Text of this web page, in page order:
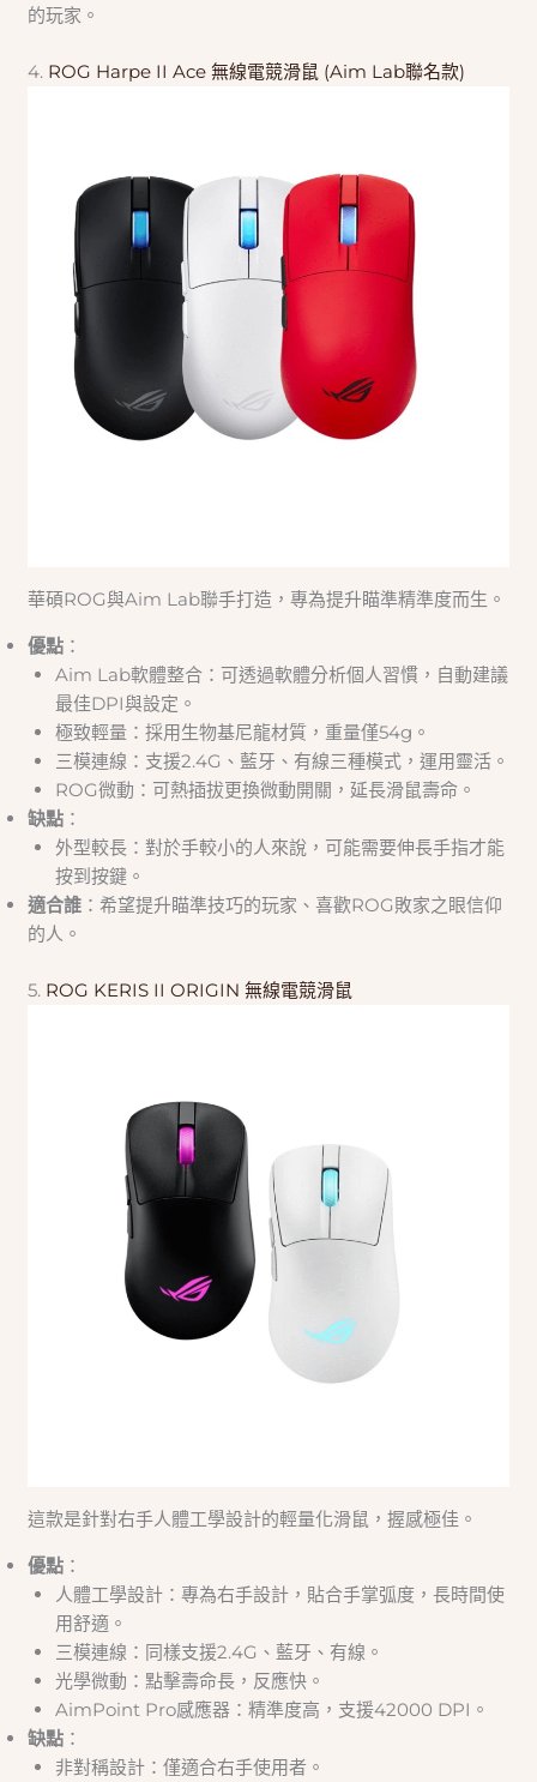
的玩家。
4. ROG Harpe II Ace 無線電競滑鼠 (Aim Lab聯名款)
華碩ROG與Aim Lab聯手打造，專為提升瞄準精準度而生。
優點 ：
Aim Lab軟體整合：可透過軟體分析個人習慣，自動建議
最佳DPI與設定。
極致輕量：採用生物基尼龍材質，重量僅54g。
三模連線：支援2.4G、藍牙、有線三種模式，運用靈活。
ROG微動：可熱插拔更換微動開關，延長滑鼠壽命。
缺點 ：
外型較長：對於手較小的人來說，可能需要伸長手指才能
按到按鍵。
適合誰 ：希望提升瞄準技巧的玩家、喜歡ROG敗家之眼信仰
的人。
5. ROG KERIS II ORIGIN 無線電競滑鼠
這款是針對右手人體工學設計的輕量化滑鼠，握感極佳。
優點 ：
人體工學設計：專為右手設計，貼合手掌弧度，長時間使
用舒適。
三模連線：同樣支援2.4G、藍牙、有線。
光學微動：點擊壽命長，反應快。
AimPoint Pro感應器：精準度高，支援42000 DPI。
缺點 ：
非對稱設計：僅適合右手使用者。